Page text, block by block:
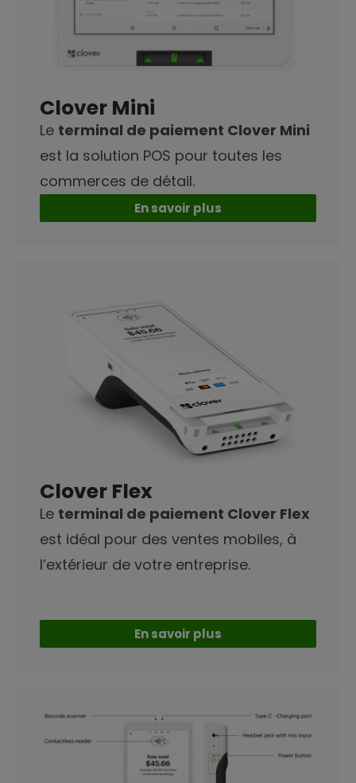
Clover Mini
Le terminal de paiement Clover Mini
est la solution POS pour toutes les
commerces de détail.
En savoir plus
Clover Flex
Le terminal de paiement Clover Flex
est idéal pour des ventes mobiles, à
l’extérieur de votre entreprise.
En savoir plus